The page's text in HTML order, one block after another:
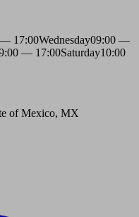
17:00Wednesday09:00 —
— 17:00Saturday10:00
of Mexico, MX